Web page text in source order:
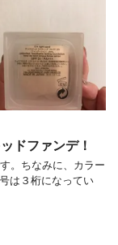
ドファンデ！
。ちなみに、カラー
は３桁になってい